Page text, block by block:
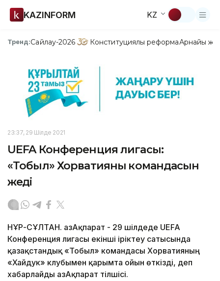
KAZINFORM KZ
Тренд:Сайлау-2026 Конституциялық реформаАрнайы
23:37, 29 Шілде 2021
UEFA Конференция лигасы:
«Тобыл» Хорватияның командасын
жеңді
НҰР-СҰЛТАН. ҚазАқпарат - 29 шілдеде UEFA
Конференция лигасы екінші іріктеу сатысында
қазақстандық «Тобыл» командасы Хорватияның
«Хайдук» клубымен қарымта ойын өткізді, деп
хабарлайды ҚазАқпарат тілшісі.